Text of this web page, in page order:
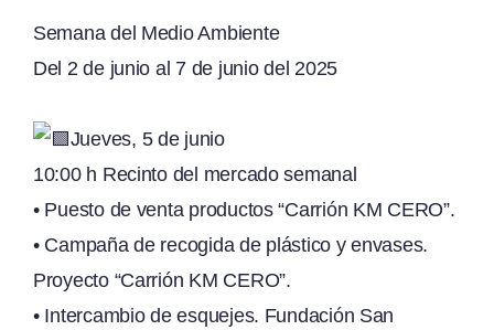
Semana del Medio Ambiente
Del 2 de junio al 7 de junio del 2025
Jueves, 5 de junio
10:00 h Recinto del mercado semanal
• Puesto de venta productos “Carrión KM CERO”.
• Campaña de recogida de plástico y envases.
Proyecto “Carrión KM CERO”.
• Intercambio de esquejes. Fundación San